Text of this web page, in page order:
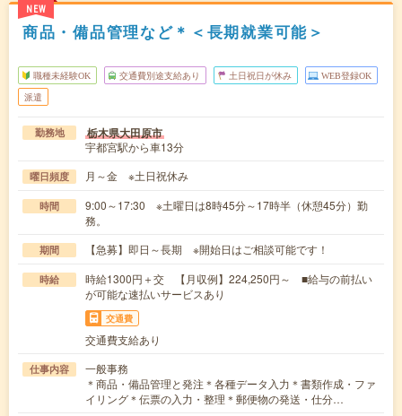
NEW
商品・備品管理など＊＜長期就業可能＞
職種未経験OK 交通費別途支給あり 土日祝日が休み WEB登録OK
派遣
勤務地 栃木県大田原市
宇都宮駅から車13分
曜日頻度 月～金 ※土日祝休み
時間
9:00～17:30 ※土曜日は8時45分～17時半（休憩45分）勤
務。
期間 【急募】即日～長期 ※開始日はご相談可能です！
時給
時給1300円＋交 【月収例】224,250円～ ■給与の前払い
が可能な速払いサービスあり
交通費
交通費支給あり
仕事内容
一般事務
＊商品・備品管理と発注＊各種データ入力＊書類作成・ファ
イリング＊伝票の入力・整理＊郵便物の発送・仕分…